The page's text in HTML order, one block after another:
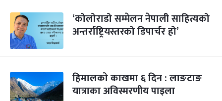
‘कोलोराडो सम्मेलन नेपाली साहित्यको
अन्तर्राष्ट्रियस्तरको डिपार्चर हो’
हिमालको काखमा ६ दिन : लाङटाङ
यात्राका अविस्मरणीय पाइला